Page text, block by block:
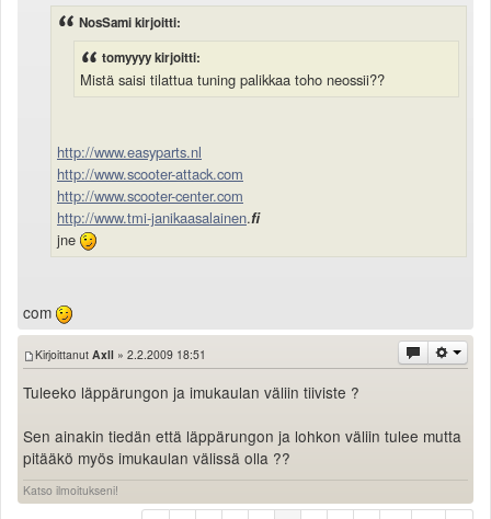
NosSami kirjoitti:
tomyyyy kirjoitti:
Mistä saisi tilattua tuning palikkaa toho neossii??
http://www.easyparts.nl
http://www.scooter-attack.com
http://www.scooter-center.com
http://www.tmi-janikaasalainen.fi
jne
com
Kirjoittanut Axll » 2.2.2009 18:51
Tuleeko läppärungon ja imukaulan väliin tiiviste ?
Sen ainakin tiedän että läppärungon ja lohkon väliin tulee mutta
pitääkö myös imukaulan välissä olla ??
Katso ilmoitukseni!